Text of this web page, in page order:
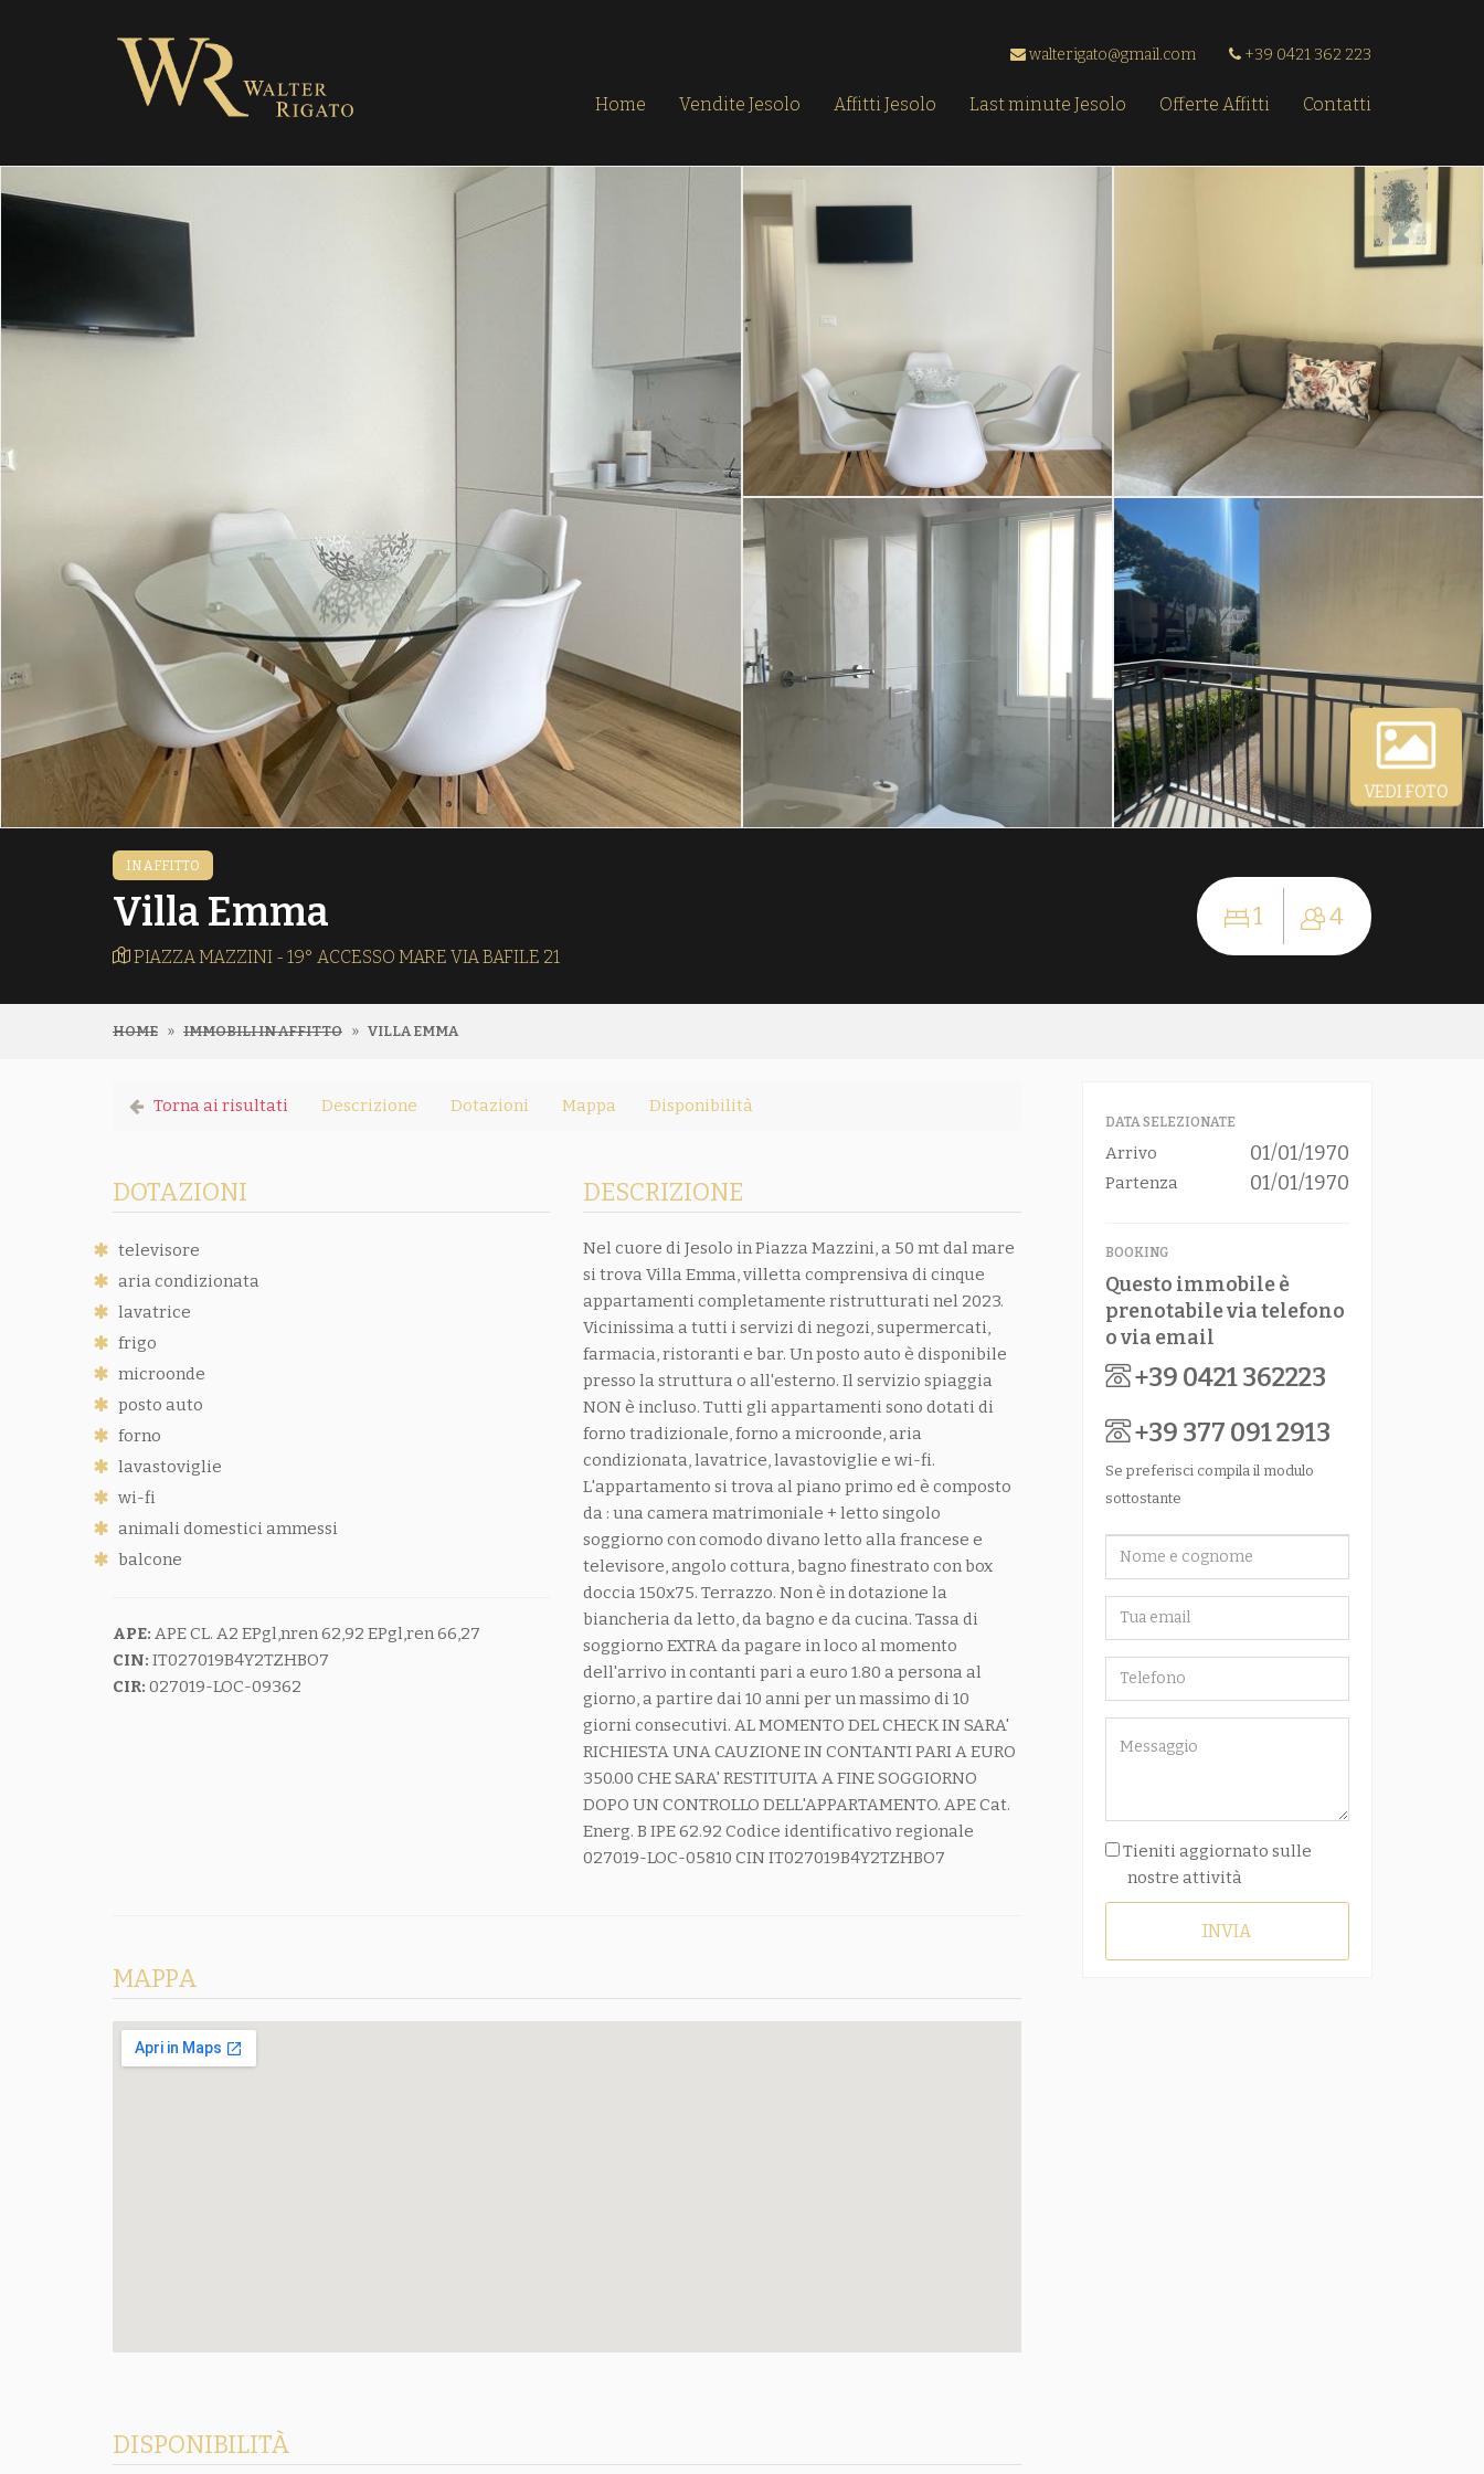
walterigato@gmail.com +39 0421 362 223
Home Vendite Jesolo Affitti Jesolo Last minute Jesolo Offerte Affitti Contatti
VEDI FOTO
IN AFFITTO
Villa Emma
PIAZZA MAZZINI - 19° ACCESSO MARE VIA BAFILE 21
1 4
HOME IMMOBILI IN AFFITTO VILLA EMMA
Torna ai risultati Descrizione Dotazioni Mappa Disponibilità
DOTAZIONI
televisore
aria condizionata
lavatrice
frigo
microonde
posto auto
forno
lavastoviglie
wi-fi
animali domestici ammessi
balcone
APE: APE CL. A2 EPgl,nren 62,92 EPgl,ren 66,27
CIN: IT027019B4Y2TZHBO7
CIR: 027019-LOC-09362
DESCRIZIONE
Nel cuore di Jesolo in Piazza Mazzini, a 50 mt dal mare
si trova Villa Emma, villetta comprensiva di cinque
appartamenti completamente ristrutturati nel 2023.
Vicinissima a tutti i servizi di negozi, supermercati,
farmacia, ristoranti e bar. Un posto auto è disponibile
presso la struttura o all'esterno. Il servizio spiaggia
NON è incluso. Tutti gli appartamenti sono dotati di
forno tradizionale, forno a microonde, aria
condizionata, lavatrice, lavastoviglie e wi-fi.
L'appartamento si trova al piano primo ed è composto
da : una camera matrimoniale + letto singolo
soggiorno con comodo divano letto alla francese e
televisore, angolo cottura, bagno finestrato con box
doccia 150x75. Terrazzo. Non è in dotazione la
biancheria da letto, da bagno e da cucina. Tassa di
soggiorno EXTRA da pagare in loco al momento
dell'arrivo in contanti pari a euro 1.80 a persona al
giorno, a partire dai 10 anni per un massimo di 10
giorni consecutivi. AL MOMENTO DEL CHECK IN SARA'
RICHIESTA UNA CAUZIONE IN CONTANTI PARI A EURO
350.00 CHE SARA' RESTITUITA A FINE SOGGIORNO
DOPO UN CONTROLLO DELL'APPARTAMENTO. APE Cat.
Energ. B IPE 62.92 Codice identificativo regionale
027019-LOC-05810 CIN IT027019B4Y2TZHBO7
MAPPA
DISPONIBILITÀ
DATA SELEZIONATE
Arrivo 01/01/1970
Partenza 01/01/1970
BOOKING
Questo immobile è
prenotabile via telefono
o via email
+39 0421 362223
+39 377 091 2913
Se preferisci compila il modulo
sottostante
Tieniti aggiornato sulle
nostre attività
INVIA